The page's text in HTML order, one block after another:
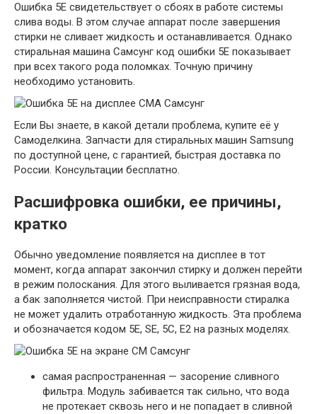
Ошибка 5E свидетельствует о сбоях в работе системы
слива воды. В этом случае аппарат после завершения
стирки не сливает жидкость и останавливается. Однако
стиральная машина Самсунг код ошибки 5E показывает
при всех такого рода поломках. Точную причину
необходимо установить.
Если Вы знаете, в какой детали проблема, купите её у
Самоделкина. Запчасти для стиральных машин Samsung
по доступной цене, с гарантией, быстрая доставка по
России. Консультации бесплатно.
Расшифровка ошибки, ее причины,
кратко
Обычно уведомление появляется на дисплее в тот
момент, когда аппарат закончил стирку и должен перейти
в режим полоскания. Для этого выливается грязная вода,
а бак заполняется чистой. При неисправности стиралка
не может удалить отработанную жидкость. Эта проблема
и обозначается кодом 5E, SE, 5C, E2 на разных моделях.
самая распространенная — засорение сливного
фильтра. Модуль забивается так сильно, что вода
не протекает сквозь него и не попадает в сливной